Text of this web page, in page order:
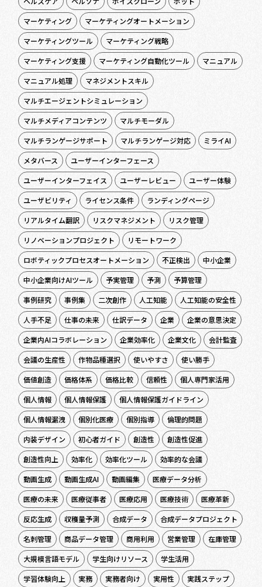
マーケティング
マーケティングオートメーション
マーケティングツール
マーケティング戦略
マーケティング支援
マーケティング自動化ツール
マニュアル
マニュアル処理
マネジメントスキル
マルチエージェントシミュレーション
マルチメディアコンテンツ
マルチモーダル
マルチランゲージサポート
マルチランゲージ対応
ミライAI
メタバース
ユーザーインターフェース
ユーザーインターフェイス
ユーザーレビュー
ユーザー体験
ユーザビリティ
ライセンス条件
ランディングページ
リアルタイム翻訳
リスクマネジメント
リスク管理
リノベーションプロジェクト
リモートワーク
ロボティックプロセスオートメーション
不正検出
中小企業
中小企業向けAIツール
予実管理 予測
予算管理
事例研究
事例集 二次創作 人工知能
人工知能の安全性
人手不足
仕事の未来 仕訳データ 企業
企業の意思決定
企業内AIコラボレーション
企業効率化 企業文化
会計監査
会議の生産性
作物品種選択 使いやすさ
使い勝手
価値創造
価格体系 価格比較 信頼性
個人専門家活用
個人情報
個人情報保護
個人情報保護ガイドライン
個人情報漏洩
個別化医療 個別指導
倫理的問題
内装デザイン
初心者ガイド 創造性
創造性促進
創造性向上
効率化 効率化ツール
効率的な会議
動画生成
動画生成AI 動画編集
医療データ分析
医療の未来
医療従事者 医療応用 医療技術
医療革新
反応生成
収穫量予測 合成データ
合成データプロジェクト
名刺管理
商品データ管理 商用利用 営業管理
在庫管理
大規模言語モデル
学生向けリソース
学生活用
学習体験向上
実務 実務者向け 実用性 実践ステップ